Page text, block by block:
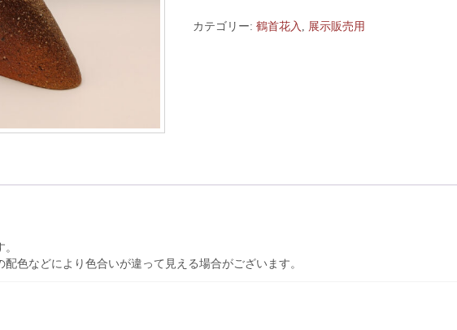
-
カテゴリー: 鶴首花入 , 展示販売用
色などにより色合いが違って見える場合がございます。